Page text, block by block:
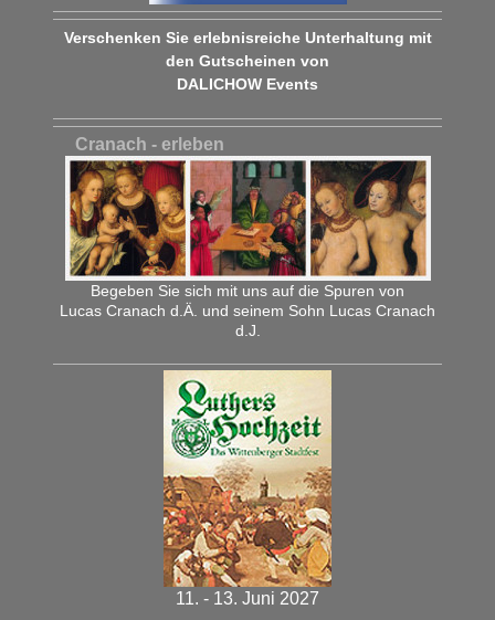
Verschenken Sie erlebnisreiche Unterhaltung mit
den Gutscheinen von
DALICHOW Events
Cranach - erleben
Begeben Sie sich mit uns auf die Spuren von
Lucas Cranach d.Ä. und seinem Sohn Lucas Cranach
d.J.
11. - 13. Juni 2027